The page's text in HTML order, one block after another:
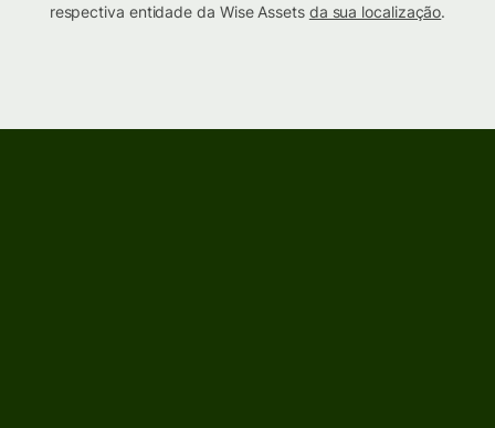
respectiva entidade da Wise Assets da sua localização.